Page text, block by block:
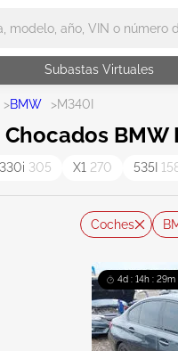
Subastas Virtuales
>BMW >M340I
BMW
330i 305 X1 270 535I
Coches
4d : 14h : 29m